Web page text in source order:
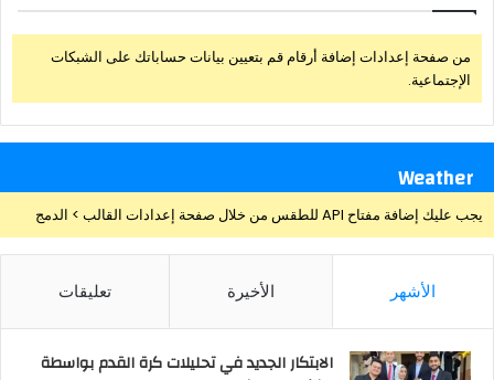
من صفحة إعدادات إضافة أرقام قم بتعيين بيانات حساباتك على الشبكات
الإجتماعية.
Weather
يجب عليك إضافة مفتاح API للطقس من خلال صفحة إعدادات القالب > الدمج
الأشهر الأخيرة تعليقات
الابتكار الجديد في تحليلات كرة القدم بواسطة